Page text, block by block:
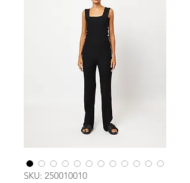
SKU: 250010010